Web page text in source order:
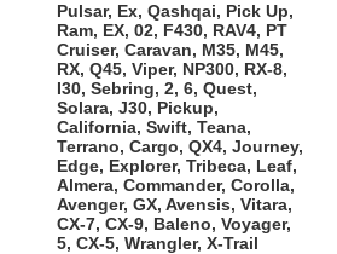
Pulsar, Ex, Qashqai, Pick Up,
Ram, EX, 02, F430, RAV4, PT
Cruiser, Caravan, M35, M45,
RX, Q45, Viper, NP300, RX-8,
I30, Sebring, 2, 6, Quest,
Solara, J30, Pickup,
California, Swift, Teana,
Terrano, Cargo, QX4, Journey,
Edge, Explorer, Tribeca, Leaf,
Almera, Commander, Corolla,
Avenger, GX, Avensis, Vitara,
CX-7, CX-9, Baleno, Voyager,
5, CX-5, Wrangler, X-Trail